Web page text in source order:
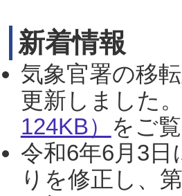
新着情報
気象官署の移
更新しました
124KB） をご
令和6年6月3
りを修正し、